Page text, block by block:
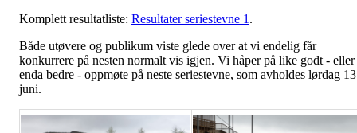
Komplett resultatliste: Resultater seriestevne 1.
Både utøvere og publikum viste glede over at vi endelig får
konkurrere på nesten normalt vis igjen. Vi håper på like godt - eller
enda bedre - oppmøte på neste seriestevne, som avholdes lørdag
juni.